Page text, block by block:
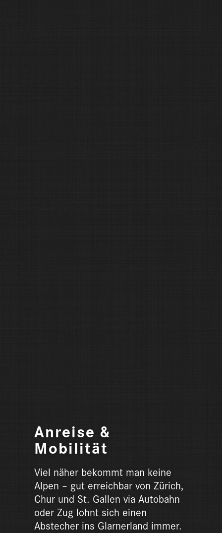
Anreise &
Mobilität
Viel näher bekommt man keine
Alpen – gut erreichbar von Zürich,
Chur und St. Gallen via Autobahn
oder Zug lohnt sich einen
Abstecher ins Glarnerland immer.